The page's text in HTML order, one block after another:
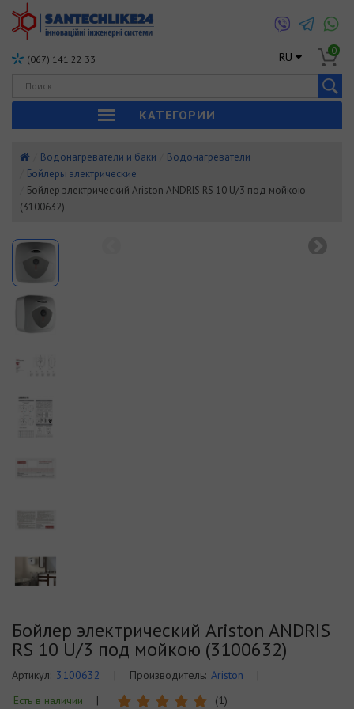
(067) 141 22 33 RU 0
КАТЕГОРИИ
Водонагреватели и баки
Водонагреватели
Бойлеры электрические
Бойлер электрический Ariston ANDRIS RS 10 U/3 под мойкою
(3100632)
Бойлер электрический Ariston ANDRIS
RS 10 U/3 под мойкою (3100632)
Артикул: 3100632 | Производитель: Ariston
|
Есть в наличии
| (1)